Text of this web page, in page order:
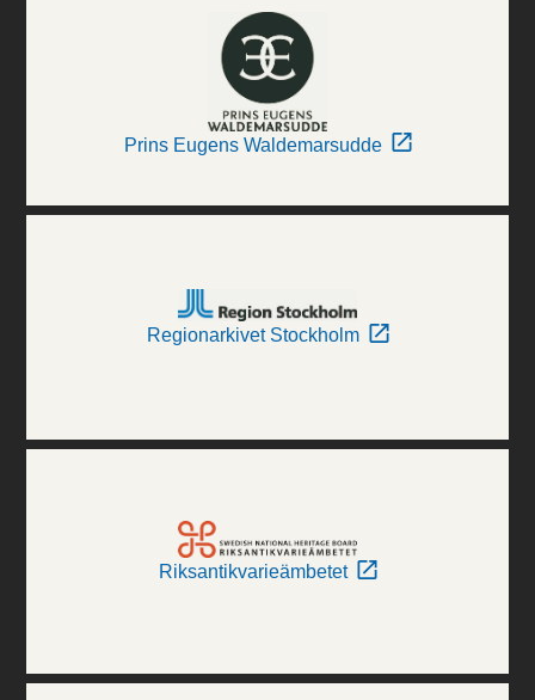
Prins Eugens Waldemarsudde
Regionarkivet Stockholm
Riksantikvarieämbetet